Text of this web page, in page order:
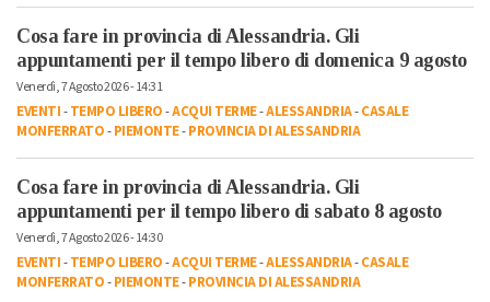
Cosa fare in provincia di Alessandria. Gli
appuntamenti per il tempo libero di domenica 9 agosto
Venerdì, 7 Agosto 2026 - 14:31
EVENTI-TEMPO LIBERO-ACQUI TERME-ALESSANDRIA-CASALE
MONFERRATO-PIEMONTE-PROVINCIA DI ALESSANDRIA
Cosa fare in provincia di Alessandria. Gli
appuntamenti per il tempo libero di sabato 8 agosto
Venerdì, 7 Agosto 2026 - 14:30
EVENTI-TEMPO LIBERO-ACQUI TERME-ALESSANDRIA-CASALE
MONFERRATO-PIEMONTE-PROVINCIA DI ALESSANDRIA